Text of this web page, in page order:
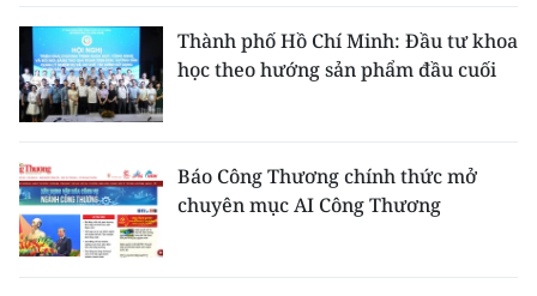
Thành phố Hồ Chí Minh: Đầu tư khoa
học theo hướng sản phẩm đầu cuối
Báo Công Thương chính thức mở
chuyên mục AI Công Thương